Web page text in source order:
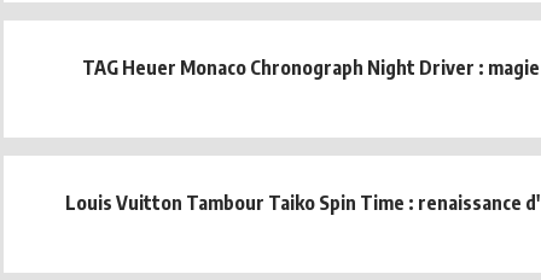
TAG Heuer Monaco Chronograph Night Driver :
Louis Vuitton Tambour Taiko Spin Time : renaissance